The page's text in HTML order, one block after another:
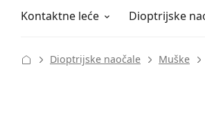
Kontaktne leće
Otopine za leće Dioptrijske
Sve o kupovini
Dioptrijske naočale Muške